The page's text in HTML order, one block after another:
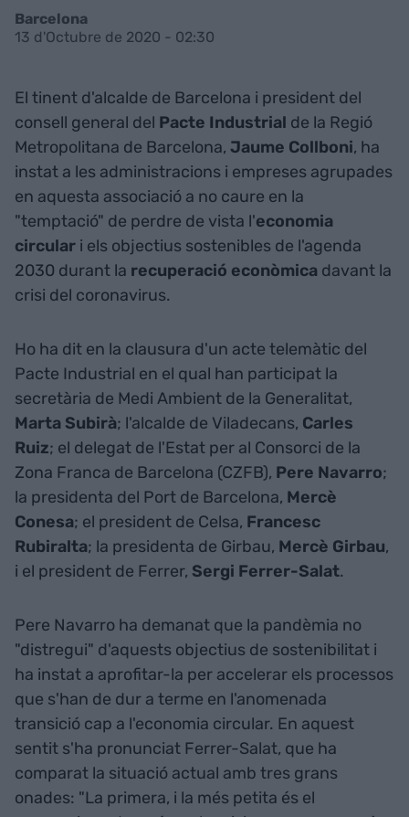
Barcelona
13 d'Octubre de 2020 - 02:30
El tinent d'alcalde de Barcelona i president del
consell general del Pacte Industrial de la Regió
Metropolitana de Barcelona, Jaume Collboni, ha
instat a les administracions i empreses agrupades
en aquesta associació a no caure en la
"temptació" de perdre de vista l'economia
circular i els objectius sostenibles de l'agenda
2030 durant la recuperació econòmica davant la
crisi del coronavirus.
Ho ha dit en la clausura d'un acte telemàtic del
Pacte Industrial en el qual han participat la
secretària de Medi Ambient de la Generalitat,
Marta Subirà; l'alcalde de Viladecans, Carles
Ruiz; el delegat de l'Estat per al Consorci de la
Zona Franca de Barcelona (CZFB), Pere Navarro;
la presidenta del Port de Barcelona, Mercè
Conesa; el president de Celsa, Francesc
Rubiralta; la presidenta de Girbau, Mercè Girbau,
i el president de Ferrer, Sergi Ferrer-Salat.
Pere Navarro ha demanat que la pandèmia no
"distregui" d'aquests objectius de sostenibilitat i
ha instat a aprofitar-la per accelerar els processos
que s'han de dur a terme en l'anomenada
transició cap a l'economia circular. En aquest
sentit s'ha pronunciat Ferrer-Salat, que ha
comparat la situació actual amb tres grans
onades: "La primera, i la més petita és el